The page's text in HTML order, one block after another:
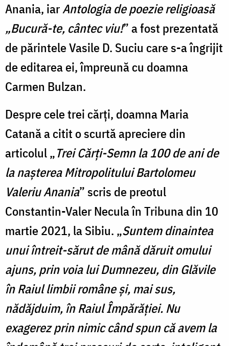
Anania, iarAntologia de poezie religioasă
„Bucură-te, cântec viu!” a fost prezentată
de părintele Vasile D. Suciu care s-a îngrijit
de editarea ei, împreună cu doamna
Carmen Bulzan.
Despre cele trei cărți, doamna Maria
Catană a citit o scurtă apreciere din
articolul „Trei Cărți-Semn la 100 de ani de
la nașterea Mitropolitului Bartolomeu
Valeriu Anania” scris de preotul
Constantin-Valer Necula în Tribuna din 10
martie 2021, la Sibiu. „Suntem dinaintea
unui întreit-sărut de mână dăruit omului
ajuns, prin voia lui Dumnezeu, din Glăvile
în Raiul limbii române și, mai sus,
nădăjduim, în Raiul Împărăției. Nu
exagerez prin nimic când spun că avem la